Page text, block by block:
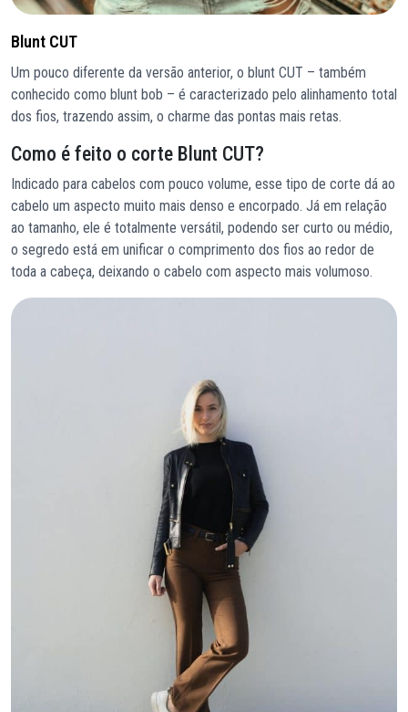
Blunt CUT
Um pouco diferente da versão anterior, o blunt CUT – também
conhecido como blunt bob – é caracterizado pelo alinhamento total
dos fios, trazendo assim, o charme das pontas mais retas.
Como é feito o corte Blunt CUT?
Indicado para cabelos com pouco volume, esse tipo de corte dá ao
cabelo um aspecto muito mais denso e encorpado. Já em relação
ao tamanho, ele é totalmente versátil, podendo ser curto ou médio,
o segredo está em unificar o comprimento dos fios ao redor de
toda a cabeça, deixando o cabelo com aspecto mais volumoso.